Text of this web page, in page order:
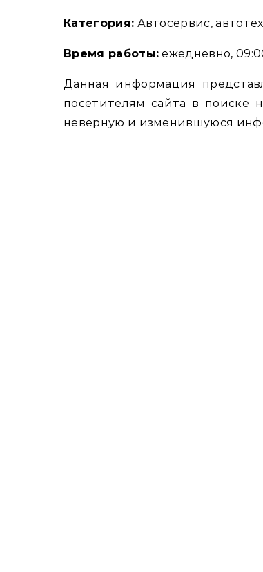
Категория: Автосервис,
Время работы: ежедневно,
Данная информация
посетителям сайта в поиске
неверную и изменившуюся